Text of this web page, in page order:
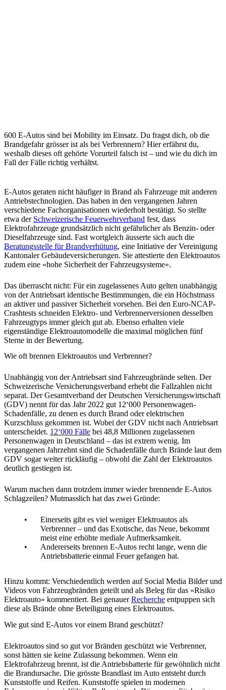
600 E-Autos sind bei Mobility im Einsatz. Du fragst dich, ob die
Brandgefahr grösser ist als bei Verbrennern? Hier erfährst du,
weshalb dieses oft gehörte Vorurteil falsch ist – und wie du dich im
Fall der Fälle richtig verhältst.
E-Autos geraten nicht häufiger in Brand als Fahrzeuge mit anderen
Antriebstechnologien. Das haben in den vergangenen Jahren
verschiedene Fachorganisationen wiederholt bestätigt. So stellte
etwa der Schweizerische Feuerwehrverband fest, dass
Elektrofahrzeuge grundsätzlich nicht gefährlicher als Benzin- oder
Dieselfahrzeuge sind. Fast wortgleich äusserte sich auch die
Beratungsstelle für Brandverhütung, eine Initiative der Vereinigung
Kantonaler Gebäudeversicherungen. Sie attestierte den Elektroautos
zudem eine «hohe Sicherheit der Fahrzeugsysteme».
Das überrascht nicht: Für ein zugelassenes Auto gelten unabhängig
von der Antriebsart identische Bestimmungen, die ein Höchstmass
an aktiver und passiver Sicherheit vorsehen. Bei den Euro-NCAP-
Crashtests schneiden Elektro- und Verbrennerversionen desselben
Fahrzeugtyps immer gleich gut ab. Ebenso erhalten viele
eigenständige Elektroautomodelle die maximal möglichen fünf
Sterne in der Bewertung.
Wie oft brennen Elektroautos und Verbrenner?
Unabhängig von der Antriebsart sind Fahrzeugbrände selten. Der
Schweizerische Versicherungsverband erhebt die Fallzahlen nicht
separat. Der Gesamtverband der Deutschen Versicherungswirtschaft
(GDV) nennt für das Jahr 2022 gut 12‘000 Personenwagen-
Schadenfälle, zu denen es durch Brand oder elektrischen
Kurzschluss gekommen ist. Wobei der GDV nicht nach Antriebsart
unterscheidet. 12‘000 Fälle bei 48,8 Millionen zugelassenen
Personenwagen in Deutschland – das ist extrem wenig. Im
vergangenen Jahrzehnt sind die Schadenfälle durch Brände laut dem
GDV sogar weiter rückläufig – obwohl die Zahl der Elektroautos
deutlich gestiegen ist.
Warum machen dann trotzdem immer wieder brennende E-Autos
Schlagzeilen? Mutmasslich hat das zwei Gründe:
Einerseits gibt es viel weniger Elektroautos als
Verbrenner – und das Exotische, das Neue, bekommt
meist eine erhöhte mediale Aufmerksamkeit.
Andererseits brennen E-Autos recht lange, wenn die
Antriebsbatterie einmal Feuer gefangen hat.
Hinzu kommt: Verschiedentlich werden auf Social Media Bilder und
Videos von Fahrzeugbränden geteilt und als Beleg für das «Risiko
Elektroauto» kommentiert. Bei genauerRecherche entpuppen sich
diese als Brände ohne Beteiligung eines Elektroautos.
Wie gut sind E-Autos vor einem Brand geschützt?
Elektroautos sind so gut vor Bränden geschützt wie Verbrenner,
sonst hätten sie keine Zulassung bekommen. Wenn ein
Elektrofahrzeug brennt, ist die Antriebsbatterie für gewöhnlich nicht
die Brandursache. Die grösste Brandlast im Auto entsteht durch
Kunststoffe und Reifen. Kunststoffe spielen in modernen